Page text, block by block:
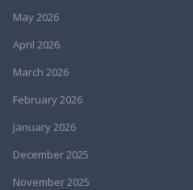
May 2026
April 2026
March 2026
February 2026
January 2026
December 2025
November 2025